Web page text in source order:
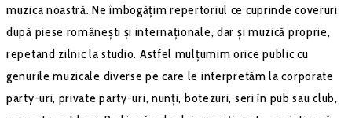
muzica noastră. Ne îmbogățim repertoriul ce cuprinde coveruri
după piese românești și internaționale, dar și muzică proprie,
repetand zilnic la studio. Astfel mulțumim orice public cu
genurile muzicale diverse pe care le interpretăm la corporate
party-uri, private party-uri, nunți, botezuri, seri în pub sau club,